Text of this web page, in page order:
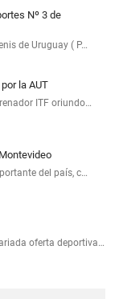
Nº 3 de
de Uruguay ( P…
la AUT
ITF oriundo…
del país, c…
oferta deportiva…